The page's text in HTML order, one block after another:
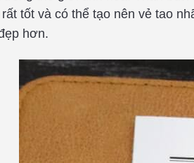
tốt và có thể tạo nên vẻ tao
hơn.